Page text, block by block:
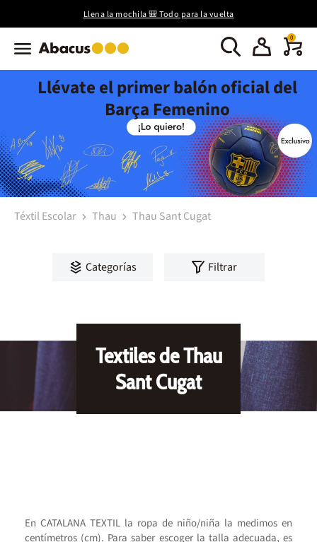
Llena la mochila 🎒 Todo para la vuelta
0
Llévate el primer balón oficial del
Barça Femenino
Téxtil Escolar Thau Thau Sant Cugat
Categorías Filtrar
Textiles de Thau
Sant Cugat
En CATALANA TEXTIL la ropa de niño/niña la medimos en
centímetros (cm). Para saber escoger la talla adecuada, es